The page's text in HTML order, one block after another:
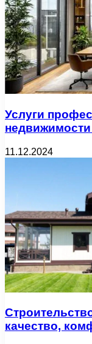
Услуги
11.12.2024
качество,